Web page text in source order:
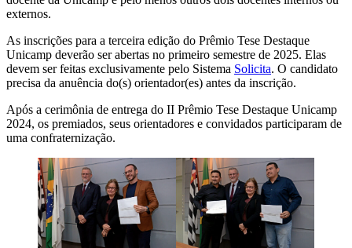
externos.
As inscrições para a terceira edição do Prêmio Tese Destaque
Unicamp deverão ser abertas no primeiro semestre de 2025. Elas
devem ser feitas exclusivamente pelo Sistema Solicita. O candidato
precisa da anuência do(s) orientador(es) antes da inscrição.
Após a cerimônia de entrega do II Prêmio Tese Destaque Unicamp
2024, os premiados, seus orientadores e convidados participaram de
uma confraternização.